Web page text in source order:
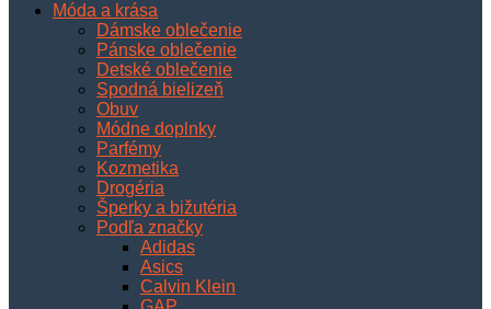
Móda a krása
Dámske oblečenie
Pánske oblečenie
Detské oblečenie
Spodná bielizeň
Obuv
Módne doplnky
Parfémy
Kozmetika
Drogéria
Šperky a bižutéria
Podľa značky
Adidas
Asics
Calvin Klein